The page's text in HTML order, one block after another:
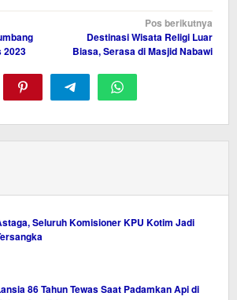
2023
Pos berikutnya
Destinasi Wisata Religi Luar
Biasa, Serasa di Masjid Nabawi
Seluruh Komisioner KPU Kotim Jadi
86 Tahun Tewas Saat Padamkan Api di